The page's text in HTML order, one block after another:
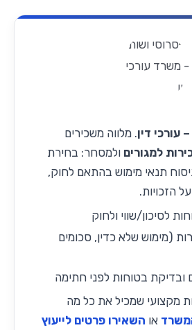
עורכי דין. מלווה משכירים
למגורים ולמסחר: בחירת
תנאי מימוש בהתאם לחוק,
הזכויות.
לסיכון/שווי ולחוק
(מימוש שלא כדין, סכומים
ובדיקת בטוחות לפני חתימה
מקצועי שמכיל את כל מה
או השאירו פרטים לייעוץ